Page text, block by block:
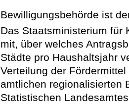
Bewilligungsbehörde ist
Das Staatsministerium für
mit, über welches
Städte pro Haushaltsjahr
Verteilung der
amtlichen regionalisierten
Statistischen